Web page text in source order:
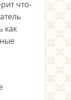
что-
как